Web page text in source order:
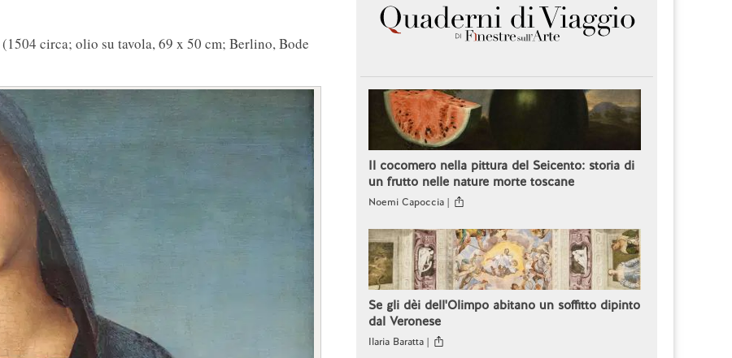
(1504 circa; olio su tavola, 69 x 50 cm; Berlino, Bode
Il cocomero nella pittura del Seicento: storia di
un frutto nelle nature morte toscane
Noemi Capoccia |
Se gli dèi dell'Olimpo abitano un soffitto dipinto
dal Veronese
Ilaria Baratta |